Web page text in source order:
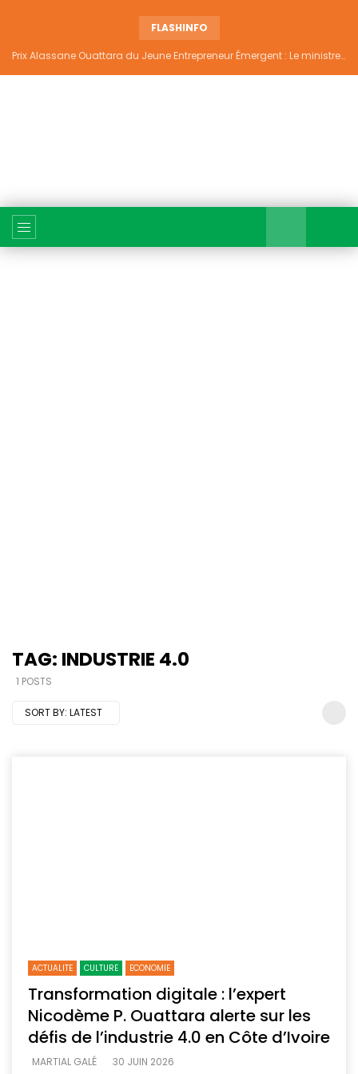
FLASHINFO
Prix Alassane Ouattara du Jeune Entrepreneur Émergent : Le ministre gouverneur Cissé Bacongo met 300 millions FCFA sur la table pour l’édition 2026
TAG: INDUSTRIE 4.0
1 POSTS
SORT BY: LATEST
ACTUALITE CULTURE ECONOMIE
Transformation digitale : l’expert
Nicodème P. Ouattara alerte sur les
défis de l’industrie 4.0 en Côte d’Ivoire
MARTIAL GALÉ
30 JUIN 2026